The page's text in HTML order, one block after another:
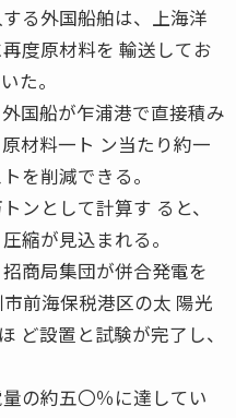
る外国船舶は、上海洋
度原材料を 輸送してお
た。
国船が乍浦港で直接積み
材料一ト ン当たり約一
を削減できる。
ンとして計算す ると、
縮が見込まれる。
商局集団が併合発電を
前海保税港区の太 陽光
ど設置と試験が完了し、
の約五〇％に達してい